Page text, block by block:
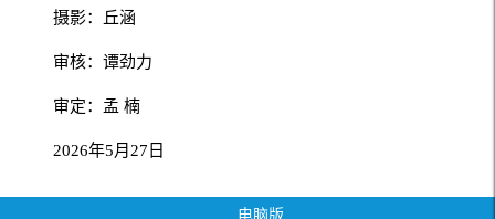
摄影：丘涵
审核：谭劲力
审定：孟 楠
2026年5月27日
电脑版